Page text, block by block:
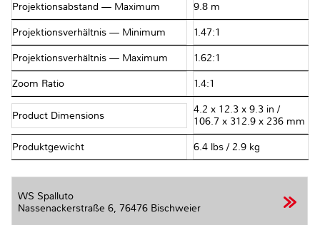
Projektionsabstand — Maximum 9.8 m
Projektionsverhältnis — Minimum 1.47:1
Projektionsverhältnis — Maximum 1.62:1
Zoom Ratio 1.4:1
Product Dimensions
4.2 x 12.3 x 9.3 in /
106.7 x 312.9 x 236 mm
Produktgewicht 6.4 lbs / 2.9 kg
WS Spalluto
Nassenackerstraße 6, 76476 Bischweier